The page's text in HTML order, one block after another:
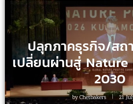
ปลุกภาคธุรกิจ/สถ
เปลี่ยนผ่านสู่
2030
byChetbakers 21